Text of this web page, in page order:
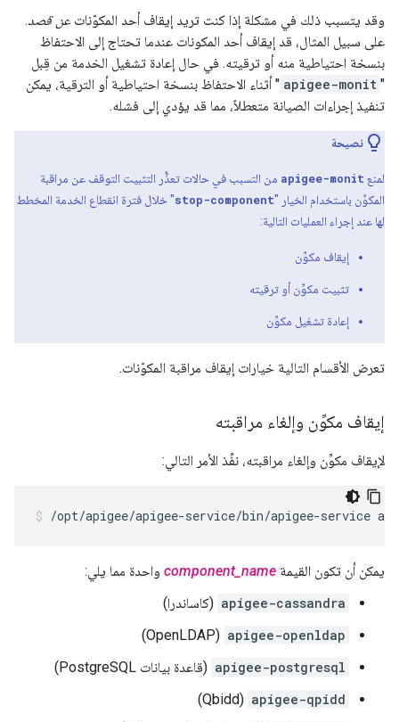
وقد يتسبب ذلك في مشكلة إذا كنت تريد إيقاف أحد المكوّنات عن قصد.
على سبيل المثال، قد إيقاف أحد المكونات عندما تحتاج إلى الاحتفاظ
بنسخة احتياطية منه أو ترقيته. في حال إعادة تشغيل الخدمة من قِبل
"
apigee-monit " أثناء الاحتفاظ بنسخة احتياطية أو الترقية، يمكن
تنفيذ إجراءات الصيانة متعطلاً، مما قد يؤدي إلى فشله.
نصيحة
لمنع apigee-monit من التسبب في حالات تعذُّر التثبيت التوقف عن مراقبة
المكوِّن باستخدام الخيار "stop-component" خلال فترة انقطاع الخدمة المخطط
لها عند إجراء العمليات التالية:
إيقاف مكوِّن
تثبيت مكوِّن أو ترقيته
إعادة تشغيل مكوِّن
تعرض الأقسام التالية خيارات إيقاف مراقبة المكوّنات.
إيقاف مكوِّن وإلغاء مراقبته
لإيقاف مكوِّن وإلغاء مراقبته، نفِّذ الأمر التالي:
/opt/apigee/apigee-service/bin/apigee-service
يمكن أن تكون القيمة component_name واحدة مما يلي:
apigee-cassandra (كاساندرا)
apigee-openldap
(OpenLDAP)
apigee-postgresql (قاعدة بيانات PostgreSQL)
apigee-qpidd
(Qbidd)